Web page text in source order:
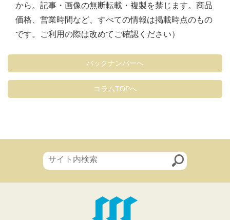
から。記事・画像の無断転載・複製を禁じます。商品
価格、営業時間など、すべての情報は掲載時点のもの
です。ご利用の際は改めてご確認ください）
バックナンバーへ
コラムTOPへ